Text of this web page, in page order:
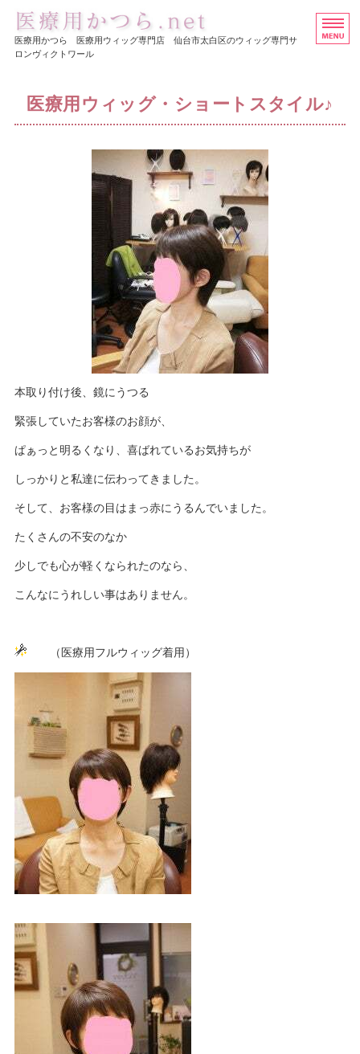
医療用ウイッグ・かつ
医療用かつら 医療用ウィッグ専門店 仙台市太白区のウィッグ専門サ
ロンヴィクトワール
医療用かつらの価格
医療用ウィッグ・ショートスタイル♪
本取り付け後、鏡にうつる
緊張していたお客様のお顔が、
ぱぁっと明るくなり、喜ばれているお気持ちが
しっかりと私達に伝わってきました。
そして、お客様の目はまっ赤にうるんでいました。
たくさんの不安のなか
少しでも心が軽くなられたのなら、
こんなにうれしい事はありません。
（医療用フルウィッグ着用）